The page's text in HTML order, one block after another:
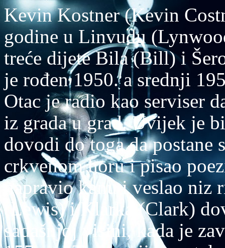
Kevin Kostner (Kevin
godine u Linvudu
treće dijete Bila (Bill) i
je rođen 1950. a srednji
Otac je radio kao serviser
iz grada u grad. Uvijek je
dovodi do toga da postane
crkvenom horu i pisao
napravio kanu i veslao niz
(Lewis) i Klarka (Clark)
sadašnjoj visini, kada je